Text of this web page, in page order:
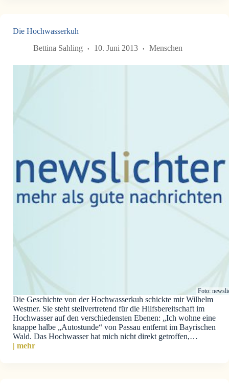
Die Hochwasserkuh
Bettina Sahling
10. Juni 2013 Menschen
Foto:
Die Geschichte von der Hochwasserkuh schickte mir Wilhelm
Westner. Sie steht stellvertretend für die Hilfsbereitschaft im
Hochwasser auf den verschiedensten Ebenen: „Ich wohne eine
knappe halbe „Autostunde“ von Passau entfernt im Bayrischen
Wald. Das Hochwasser hat mich nicht direkt getroffen,…
| mehr